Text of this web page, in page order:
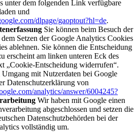
unter dem folgenden Link verfügbare
und
dlpage/gaoptout?hl=de.
Sie können beim Besuch der
Setzen der Google Analytics Cookies
ablehnen. Sie können die Entscheidung
erscheint am linken unteren Eck des
„Cookie-Entscheidung widerrufen“.
mit Nutzerdaten bei Google
Datenschutzerklärung von
analytics/answer/6004245?
Wir haben mit Google einen
abgeschlossen und setzen die
Datenschutzbehörden bei der
vollständig um.